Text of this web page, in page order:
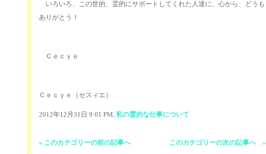
いろいろ、この世的、霊的にサポートしてくれた人達に、心から、どうも
ありがとう！
Ｃｅｃｙｅ
Ｃｅｃｙｅ（セスィエ）
2012年12月31日 9:01 PM, 私の霊的な仕事について
« このカテゴリーの前の記事へ このカテゴリーの次の記事へ »